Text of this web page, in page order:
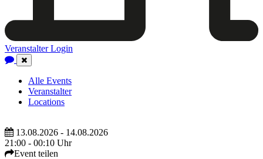
Veranstalter Login
Close
Navigation
Alle Events
Veranstalter
Locations
13.08.2026 - 14.08.2026
21:00 - 00:10 Uhr
Event teilen